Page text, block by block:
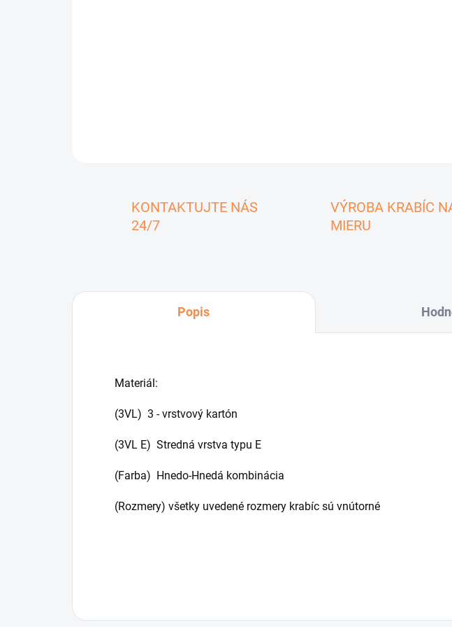
KONTAKTUJTE NÁS
24/7
VÝROBA KRABÍC
MIERU
Popis
Materiál:
(3VL) 3 - vrstvový kartón
(3VL E) Stredná vrstva typu E
(Farba) Hnedo-Hnedá kombinácia
(Rozmery) všetky uvedené rozmery krabíc sú vnútorné